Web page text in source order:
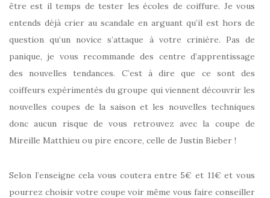
être est il temps de tester les écoles de coiffure. Je vous
entends déjà crier au scandale en arguant qu’il est hors de
question qu’un novice s’attaque à votre crinière. Pas de
panique, je vous recommande des centre d’apprentissage
des nouvelles tendances. C’est à dire que ce sont des
coiffeurs expérimentés du groupe qui viennent découvrir les
nouvelles coupes de la saison et les nouvelles techniques
donc aucun risque de vous retrouvez avec la coupe de
Mireille Matthieu ou pire encore, celle de Justin Bieber !
Selon l’enseigne cela vous coutera entre 5€ et 11€ et vous
pourrez choisir votre coupe voir même vous faire conseiller